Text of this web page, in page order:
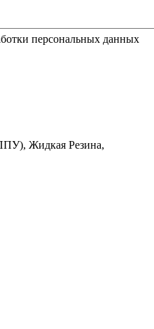
персональных данных